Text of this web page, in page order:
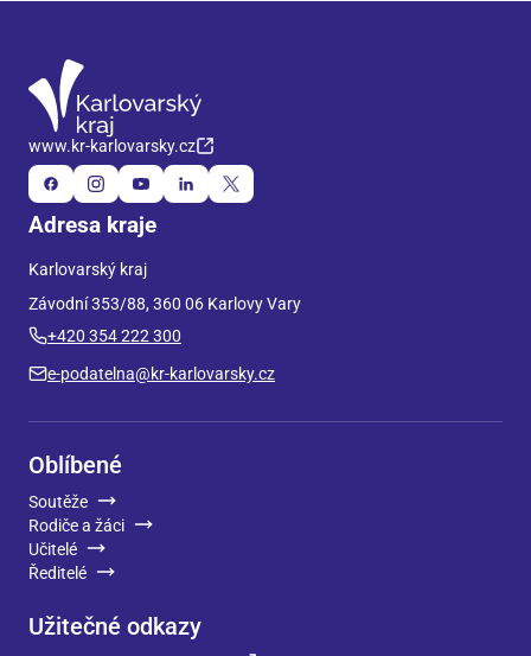
www.kr-karlovarsky.cz
Adresa kraje
Karlovarský kraj
Závodní 353/88, 360 06 Karlovy Vary
+420 354 222 300
e-podatelna@kr-karlovarsky.cz
Oblíbené
Soutěže
Rodiče a žáci
Učitelé
Ředitelé
Užitečné odkazy